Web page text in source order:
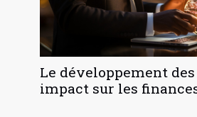
Le développement
impact sur les